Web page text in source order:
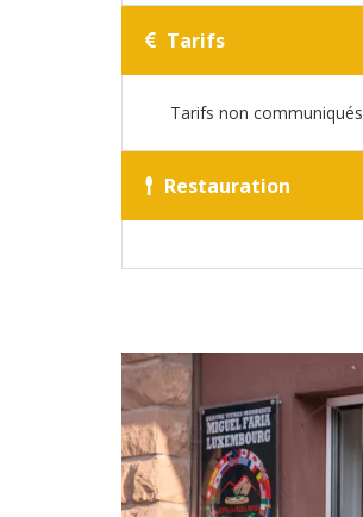
Tarifs
Tarifs non communiqués
Restauration